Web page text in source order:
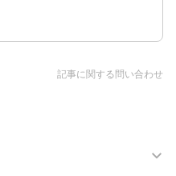
記事に関する問い合わせ